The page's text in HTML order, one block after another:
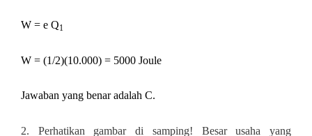
W = e Q1
W = (1/2)(10.000) = 5000 Joule
Jawaban yang benar adalah C.
2. Perhatikan gambar di samping! Besar usaha yang